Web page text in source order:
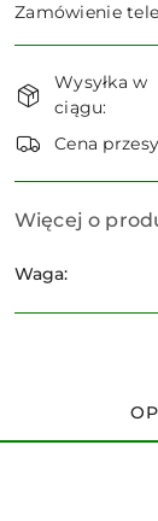
Zamówienie
i
dostawa
Wysyłka w
ciągu:
Cena
Więcej o
Waga: